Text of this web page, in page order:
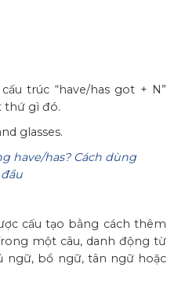
trúc “have/has got + N”
thứ gì đó.
glasses.
have/has? Cách dùng
cấu tạo bằng cách thêm
một câu, danh động từ
ngữ, bổ ngữ, tân ngữ hoặc